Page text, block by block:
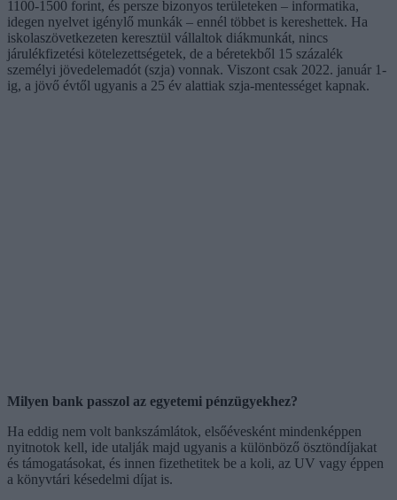
1100-1500 forint, és persze bizonyos területeken – informatika,
idegen nyelvet igénylő munkák – ennél többet is kereshettek. Ha
iskolaszövetkezeten keresztül vállaltok diákmunkát, nincs
járulékfizetési kötelezettségetek, de a béretekből 15 százalék
személyi jövedelemadót (szja) vonnak. Viszont csak 2022. január 1-
ig, a jövő évtől ugyanis a 25 év alattiak szja-mentességet kapnak.
Milyen bank passzol az egyetemi pénzügyekhez?
Ha eddig nem volt bankszámlátok, elsőévesként mindenképpen
nyitnotok kell, ide utalják majd ugyanis a különböző ösztöndíjakat
és támogatásokat, és innen fizethetitek be a koli, az UV vagy éppen
a könyvtári késedelmi díjat is.